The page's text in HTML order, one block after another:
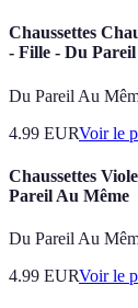
Chaussettes
- Fille - Du
Du Pareil Au
4.99 EURVoir le
Chaussettes
Pareil Au Même
Du Pareil Au
4.99 EURVoir le